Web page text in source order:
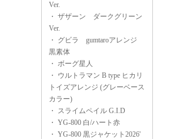
Ver.
・ ザザーン ダークグリーン
Ver.
・ グビラ gumtaroアレンジ
黒素体
・ ボーグ星人
・ ウルトラマン B type ヒカリ
トイズアレンジ (グレーベース
カラー)
・ スライムペイル G.I.D
・ YG-800 白/ハート赤
・ YG-800 黒ジャケット2026'